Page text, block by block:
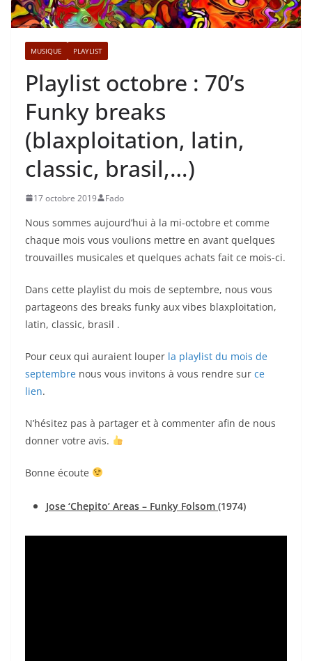
MUSIQUE PLAYLIST
Playlist octobre : 70’s
Funky breaks
(blaxploitation, latin,
classic, brasil,…)
17 octobre 2019 Fado
Nous sommes aujourd’hui à la mi-octobre et comme
chaque mois vous voulions mettre en avant quelques
trouvailles musicales et quelques achats fait ce mois-ci.
Dans cette playlist du mois de septembre, nous vous
partageons des breaks funky aux vibes blaxploitation,
latin, classic, brasil .
Pour ceux qui auraient louper la playlist du mois de
septembre nous vous invitons à vous rendre sur ce
lien.
N’hésitez pas à partager et à commenter afin de nous
donner votre avis.
Bonne écoute
Jose ‘Chepito’ Areas – Funky Folsom (1974)